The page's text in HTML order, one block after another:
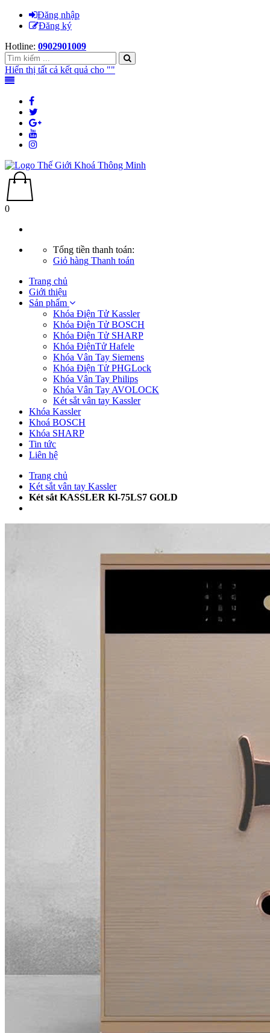
Đăng nhập
Đăng ký
Hotline: 0902901009
Hiển thị tất cả kết quả cho ""
0
Tổng tiền thanh toán:
Giỏ hàng Thanh toán
Trang chủ
Giới thiệu
Sản phẩm
Khóa Điện Tử Kassler
Khóa Điện Tử BOSCH
Khóa Điện Tử SHARP
Khóa ĐiệnTử Hafele
Khóa Vân Tay Siemens
Khóa Điện Tử PHGLock
Khóa Vân Tay Philips
Khóa Vân Tay AVOLOCK
Két sắt vân tay Kassler
Khóa Kassler
Khoá BOSCH
Khóa SHARP
Tin tức
Liên hệ
Trang chủ
Két sắt vân tay Kassler
Két sắt KASSLER Kl-75LS7 GOLD